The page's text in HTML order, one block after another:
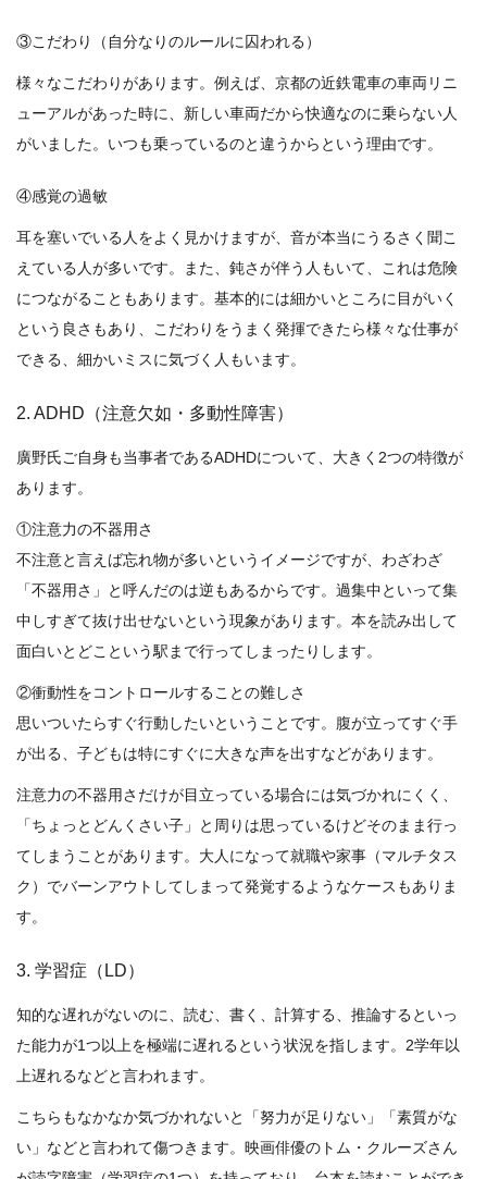
③こだわり（自分なりのルールに囚われる）
様々なこだわりがあります。例えば、京都の近鉄電車の車両リニ
ューアルがあった時に、新しい車両だから快適なのに乗らない人
がいました。いつも乗っているのと違うからという理由です。
④感覚の過敏
耳を塞いでいる人をよく見かけますが、音が本当にうるさく聞こ
えている人が多いです。また、鈍さが伴う人もいて、これは危険
につながることもあります。基本的には細かいところに目がいく
という良さもあり、こだわりをうまく発揮できたら様々な仕事が
できる、細かいミスに気づく人もいます。
2. ADHD（注意欠如・多動性障害）
廣野氏ご自身も当事者であるADHDについて、大きく2つの特徴が
あります。
①注意力の不器用さ
不注意と言えば忘れ物が多いというイメージですが、わざわざ
「不器用さ」と呼んだのは逆もあるからです。過集中といって集
中しすぎて抜け出せないという現象があります。本を読み出して
面白いとどこという駅まで行ってしまったりします。
②衝動性をコントロールすることの難しさ
思いついたらすぐ行動したいということです。腹が立ってすぐ手
が出る、子どもは特にすぐに大きな声を出すなどがあります。
注意力の不器用さだけが目立っている場合には気づかれにくく、
「ちょっとどんくさい子」と周りは思っているけどそのまま行っ
てしまうことがあります。大人になって就職や家事（マルチタス
ク）でバーンアウトしてしまって発覚するようなケースもありま
す。
3. 学習症（LD）
知的な遅れがないのに、読む、書く、計算する、推論するといっ
た能力が1つ以上を極端に遅れるという状況を指します。2学年以
上遅れるなどと言われます。
こちらもなかなか気づかれないと「努力が足りない」「素質がな
い」などと言われて傷つきます。映画俳優のトム・クルーズさん